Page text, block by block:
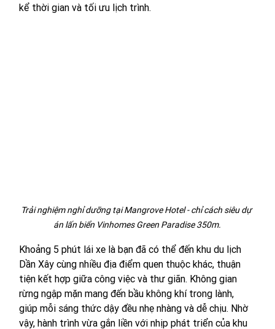
kể thời gian và tối ưu lịch trình.
Trải nghiệm nghỉ dưỡng tại Mangrove Hotel - chỉ cách siêu dự
án lấn biển Vinhomes Green Paradise 350m.
Khoảng 5 phút lái xe là bạn đã có thể đến khu du lịch
Dần Xây cùng nhiều địa điểm quen thuộc khác, thuận
tiện kết hợp giữa công việc và thư giãn. Không gian
rừng ngập mặn mang đến bầu không khí trong lành,
giúp mỗi sáng thức dậy đều nhẹ nhàng và dễ chịu. Nhờ
vậy, hành trình vừa gắn liền với nhịp phát triển của khu